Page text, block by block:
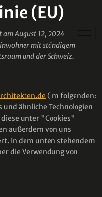
(EU)
August 12, 2024
mit ständigem
und der Schweiz.
(im folgenden:
ähnliche Technologien
unter "Cookies"
außerdem von uns
In dem unten stehendem
die Verwendung von